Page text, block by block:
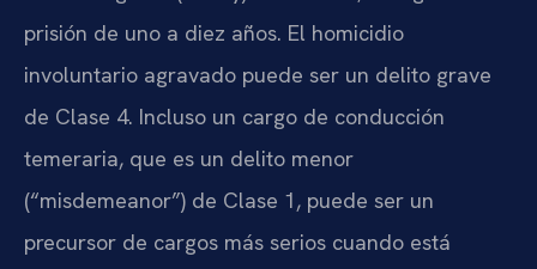
prisión de uno a diez años. El homicidio
involuntario agravado puede ser un delito grave
de Clase 4. Incluso un cargo de conducción
temeraria, que es un delito menor
(“misdemeanor”) de Clase 1, puede ser un
precursor de cargos más serios cuando está